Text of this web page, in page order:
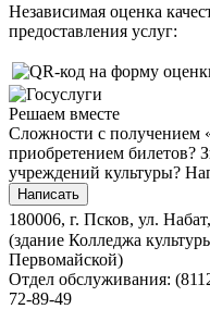
Независимая оценка
предоставления услуг:
Решаем вместе
Сложности с получением
приобретением билетов?
учреждений культуры?
Написать
180006, г. Псков, ул.
(здание Колледжа
Первомайской)
Отдел обслуживания:
72-89-49